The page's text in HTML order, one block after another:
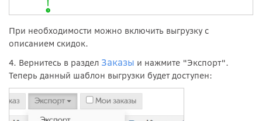
При необходимости можно включить выгрузку с
описанием скидок.
4. Вернитесь в раздел Заказы и нажмите "Экспорт".
Теперь данный шаблон выгрузки будет доступен: